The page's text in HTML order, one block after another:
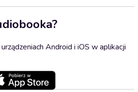
Android i iOS w aplikacji